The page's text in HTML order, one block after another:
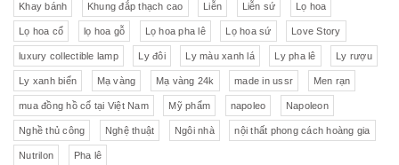
Khay bánh Khung đắp thạch cao Liễn Liễn sứ Lọ hoa
Lọ hoa cổ lọ hoa gỗ Lọ hoa pha lê Lọ hoa sứ Love Story
luxury collectible lamp Ly đôi Ly màu xanh lá Ly pha lê Ly rượu
Ly xanh biển Mạ vàng Mạ vàng 24k made in ussr Men rạn
mua đồng hồ cổ tại Việt Nam Mỹ phẩm napoleo Napoleon
Nghề thủ công Nghệ thuật Ngôi nhà nội thất phong cách hoàng gia
Nutrilon Pha lê